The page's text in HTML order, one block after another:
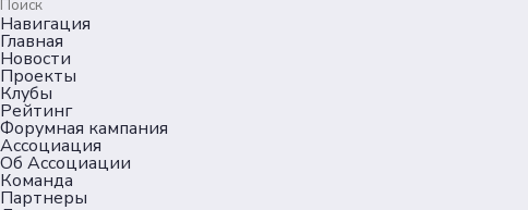
Навигация
Главная
Новости
Проекты
Клубы
Рейтинг
Форумная кампания
Ассоциация
Об Ассоциации
Команда
Партнеры